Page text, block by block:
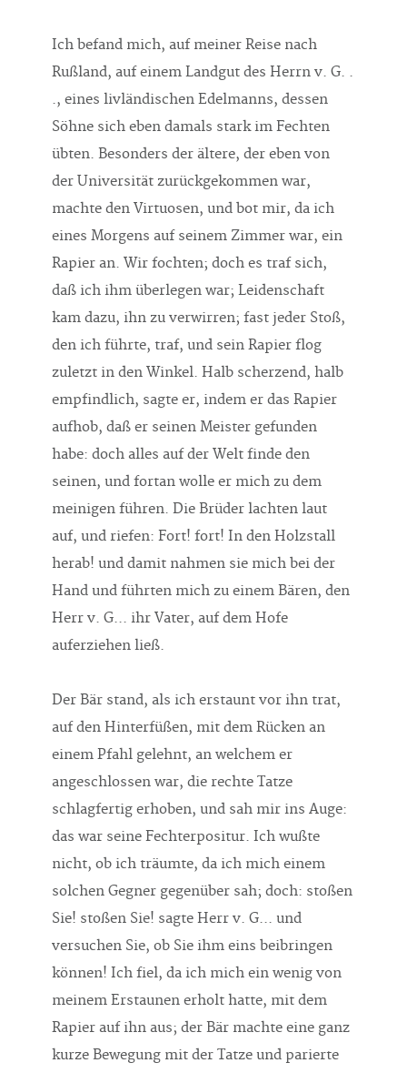
Ich befand mich, auf meiner Reise nach
Rußland, auf einem Landgut des Herrn v. G. .
., eines livländischen Edelmanns, dessen
Söhne sich eben damals stark im Fechten
übten. Besonders der ältere, der eben von
der Universität zurückgekommen war,
machte den Virtuosen, und bot mir, da ich
eines Morgens auf seinem Zimmer war, ein
Rapier an. Wir fochten; doch es traf sich,
daß ich ihm überlegen war; Leidenschaft
kam dazu, ihn zu verwirren; fast jeder Stoß,
den ich führte, traf, und sein Rapier flog
zuletzt in den Winkel. Halb scherzend, halb
empfindlich, sagte er, indem er das Rapier
aufhob, daß er seinen Meister gefunden
habe: doch alles auf der Welt finde den
seinen, und fortan wolle er mich zu dem
meinigen führen. Die Brüder lachten laut
auf, und riefen: Fort! fort! In den Holzstall
herab! und damit nahmen sie mich bei der
Hand und führten mich zu einem Bären, den
Herr v. G... ihr Vater, auf dem Hofe
auferziehen ließ.
Der Bär stand, als ich erstaunt vor ihn trat,
auf den Hinterfüßen, mit dem Rücken an
einem Pfahl gelehnt, an welchem er
angeschlossen war, die rechte Tatze
schlagfertig erhoben, und sah mir ins Auge:
das war seine Fechterpositur. Ich wußte
nicht, ob ich träumte, da ich mich einem
solchen Gegner gegenüber sah; doch: stoßen
Sie! stoßen Sie! sagte Herr v. G... und
versuchen Sie, ob Sie ihm eins beibringen
können! Ich fiel, da ich mich ein wenig von
meinem Erstaunen erholt hatte, mit dem
Rapier auf ihn aus; der Bär machte eine ganz
kurze Bewegung mit der Tatze und parierte